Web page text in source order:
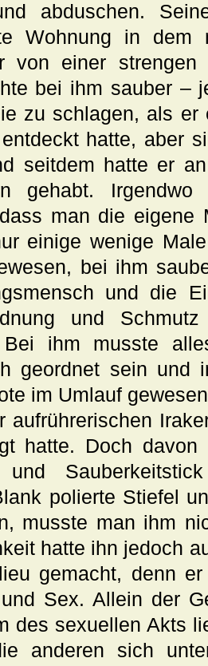
abduschen.
Wohnung in dem
von einer
bei ihm sauber –
zu schlagen, als er
hatte, aber
seitdem hatte er
gehabt.
man die eigene
einige wenige
bei ihm
und die
und
Bei ihm musste
geordnet sein und
im Umlauf
aufrührerischen
hatte. Doch
und
polierte Stiefel
musste man ihm
hatte ihn jedoch
gemacht, denn
Sex. Allein der
des sexuellen Akts
anderen sich